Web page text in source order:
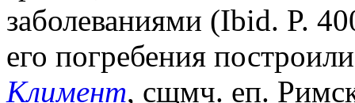
заболеваниями (Ibid. P.
его погребения
Климент, сщмч. еп.